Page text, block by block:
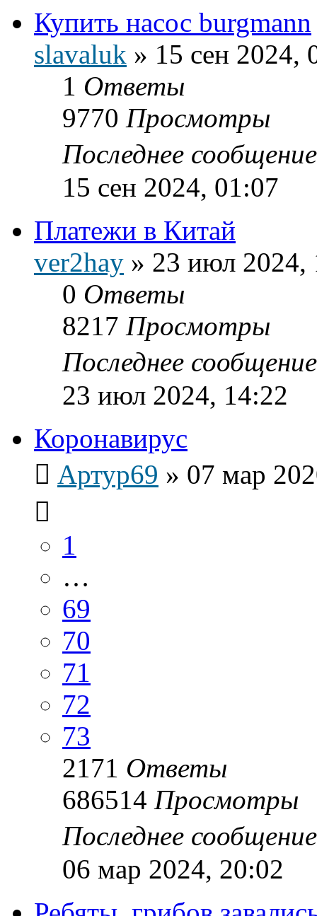
Купить насос burgmann
slavaluk » 15 сен 2024,
1 Ответы
9770 Просмотры
Последнее
15 сен 2024, 01:07
Платежи в Китай
ver2hay » 23 июл 2024,
0 Ответы
8217 Просмотры
Последнее
23 июл 2024, 14:22
Коронавирус
Артур69 » 07 мар
1
…
69
70
71
72
73
2171 Ответы
686514 Просмотры
Последнее
06 мар 2024, 20:02